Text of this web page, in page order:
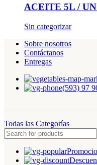
ACEITE 5L /
Sin categorizar
Sobre nosotros
Contáctanos
Entregas
(593) 97
Todas las Categorías